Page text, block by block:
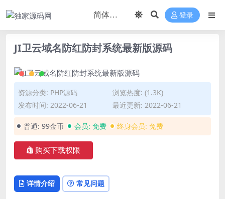
登录
JI卫云域名防红防封系统最新版源码
资源分类: PHP源码
浏览热度: (1.3K)
发布时间: 2022-06-21
最近更新: 2022-06-21
普通: 99金币 会员: 免费 终身会员: 免费
购买下载权限
详情介绍 常见问题